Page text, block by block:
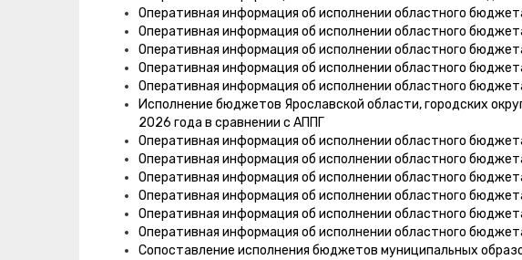
Оперативная информация об исполнении областного
Оперативная информация об исполнении областного
Оперативная информация об исполнении областного
Оперативная информация об исполнении областного
Оперативная информация об исполнении областного
Исполнение бюджетов Ярославской области, городских
2026 года в сравнении с АППГ
Оперативная информация об исполнении областного
Оперативная информация об исполнении областного
Оперативная информация об исполнении областного
Оперативная информация об исполнении областного
Оперативная информация об исполнении областного
Оперативная информация об исполнении областного
Сопоставление исполнения бюджетов муниципальных